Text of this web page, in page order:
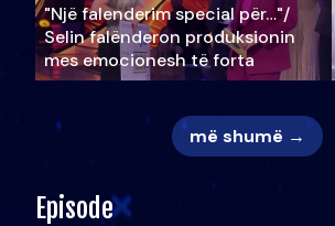
"Një falenderim special për…"/
Selin falënderon produksionin
mes emocionesh të forta
më shumë →
Episode